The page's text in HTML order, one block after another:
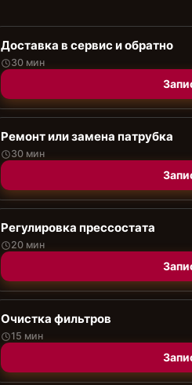
Доставка в сервис и обратно
30 мин
Ремонт или замена патрубка
30 мин
Регулировка прессостата
20 мин
Очистка фильтров
15 мин